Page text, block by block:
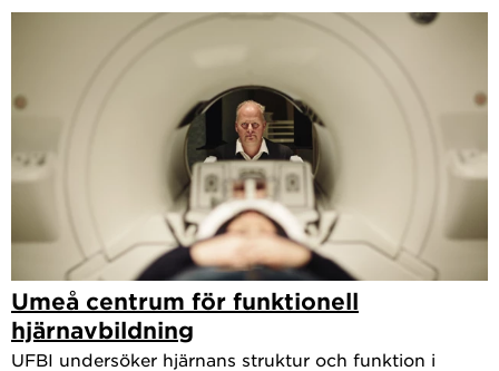
Umeå centrum för funktionell
hjärnavbildning
UFBI undersöker hjärnans struktur och funktion i